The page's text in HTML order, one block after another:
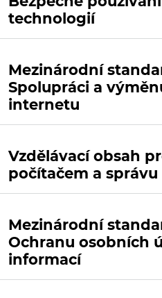
technologií
Mezinárodní
Spolupráci a
internetu
Vzdělávací obsah
počítačem a
Mezinárodní
Ochranu osobních
informací